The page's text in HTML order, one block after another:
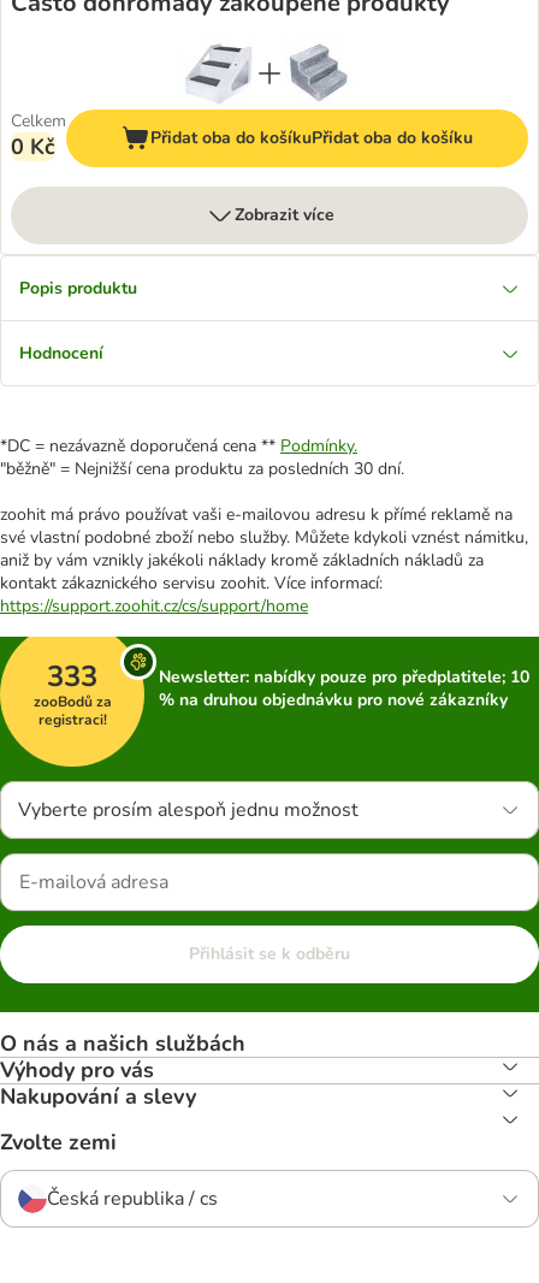
Celkem
0 Kč Přidat oba do košíkuPřidat oba do košíku
Zobrazit více
Popis produktu
Hodnocení
*DC = nezávazně doporučená cena ** Podmínky.
"běžně" = Nejnižší cena produktu za posledních 30 dní.
zoohit má právo používat vaši e-mailovou adresu k přímé reklamě na
své vlastní podobné zboží nebo služby. Můžete kdykoli vznést námitku,
aniž by vám vznikly jakékoli náklady kromě základních nákladů za
kontakt zákaznického servisu zoohit. Více informací:
https://support.zoohit.cz/cs/support/home
333
zooBodů za
registraci!
Newsletter: nabídky pouze pro předplatitele; 10
% na druhou objednávku pro nové zákazníky
Vyberte prosím alespoň jednu možnost
Přihlásit se k odběru
O nás a našich službách
Výhody pro vás
Nakupování a slevy
Zvolte zemi
Česká republika / cs